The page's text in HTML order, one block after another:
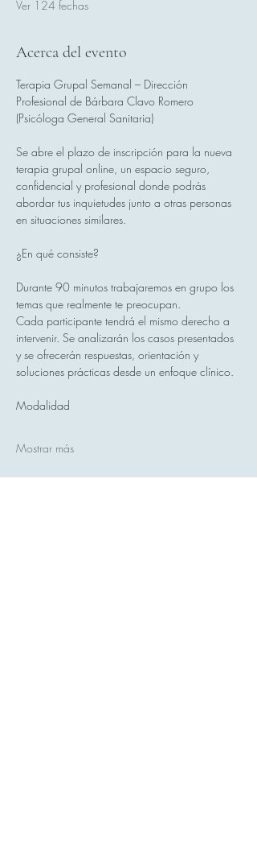
Ver 124 fechas
Acerca del evento
Terapia Grupal Semanal – Dirección
Profesional de Bárbara Clavo Romero
(Psicóloga General Sanitaria)
Se abre el plazo de inscripción para la nueva
terapia grupal online, un espacio seguro,
confidencial y profesional donde podrás
abordar tus inquietudes junto a otras personas
en situaciones similares.
¿En qué consiste?
Durante 90 minutos trabajaremos en grupo los
temas que realmente te preocupan.
Cada participante tendrá el mismo derecho a
intervenir. Se analizarán los casos presentados
y se ofrecerán respuestas, orientación y
soluciones prácticas desde un enfoque clínico.
Modalidad
Mostrar más